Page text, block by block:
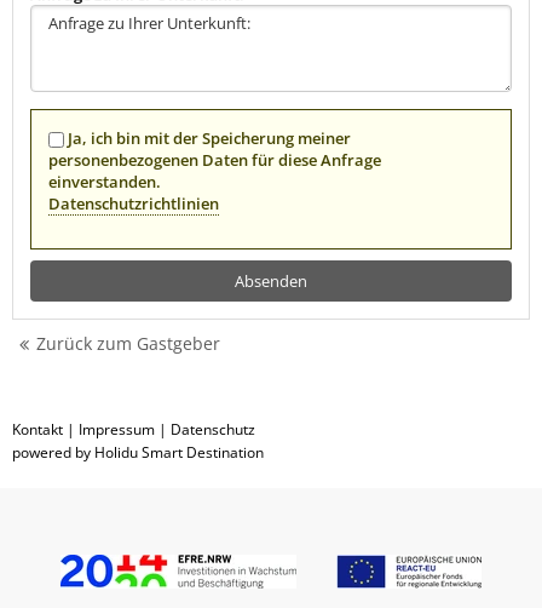
Ja, ich bin mit der Speicherung meiner
personenbezogenen Daten für diese Anfrage
einverstanden.
Datenschutzrichtlinien
Zurück zum Gastgeber
Kontakt | Impressum | Datenschutz
powered by Holidu Smart Destination